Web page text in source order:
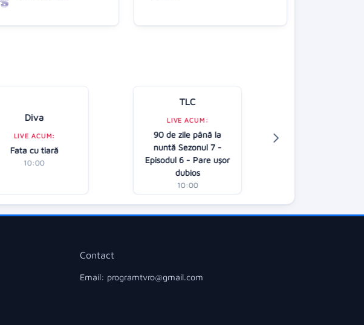
Diva
LIVE ACUM:
Fata cu tiară
10:00
TLC
LIVE ACUM:
90 de zile până la
nuntă Sezonul 7 -
Episodul 6 - Pare ușor
dubios
10:00
Contact
Email: programtvro@gmail.com